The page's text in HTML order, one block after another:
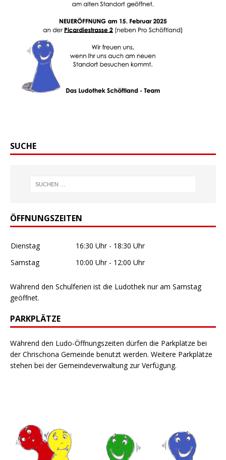
SUCHE
ÖFFNUNGSZEITEN
Dienstag
16:30 Uhr - 18:30 Uhr
Samstag
10:00 Uhr - 12:00 Uhr
Während den Schulferien ist die Ludothek nur am Samstag
geöffnet.
PARKPLÄTZE
Während den Ludo-Öffnungszeiten dürfen die Parkplätze bei
der Chrischona Gemeinde benutzt werden. Weitere Parkplätze
stehen bei der Gemeindeverwaltung zur Verfügung.